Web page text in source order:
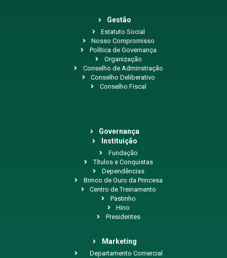
Gestão
Estatuto Social
Nosso Compromisso
Política de Governança
Organização
Conselho de Adminstração
Conselho Deliberativo
Conselho Fiscal
Governança
Instituição
Fundação
Títulos e Conquistas
Dependências
Brinco de Ouro da Princesa
Centro de Treinamento
Pastinho
Hino
Presidentes
Marketing
Departamento Comercial